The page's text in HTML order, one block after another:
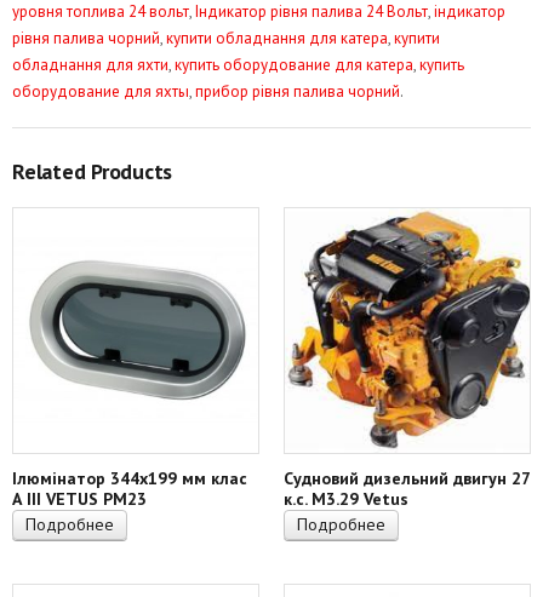
24V
чорний
Vetus
FUEL24B
уровня топлива 24 вольт,Індикатор рівня палива 24 Вольт,індикатор
рівня палива чорний,купити обладнання для катера,купити
обладнання для яхти,купить оборудование для катера,купить
оборудование для яхты,прибор рівня палива чорний.
Related Products
Ілюмінатор 344х199 мм клас
А III VETUS PM23
Подробнее
Судновий дизельний двигун 27
к.с. M3.29 Vetus
Подробнее